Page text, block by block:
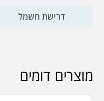
דרישת חשמל
מוצרים דומים